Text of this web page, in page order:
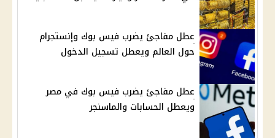
عطل مفاجئ يضرب فيس بوك وإنستجرام
حول العالم ويعطل تسجيل الدخول
عطل مفاجئ يضرب فيس بوك في مصر
ويعطل الحسابات والماسنجر